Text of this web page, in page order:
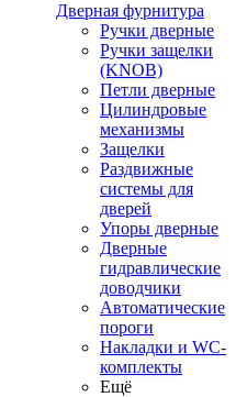
Дверная фурнитура
Ручки дверные
Ручки защелки
(KNOB)
Петли дверные
Цилиндровые
механизмы
Защелки
Раздвижные
системы для
дверей
Упоры дверные
Дверные
гидравлические
доводчики
Автоматические
пороги
Накладки и WC-
комплекты
Ещё